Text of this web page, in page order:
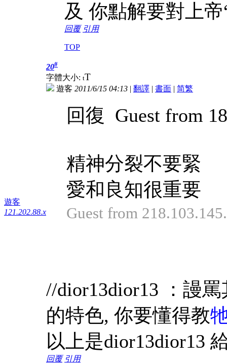
及 你點解要對上
回覆 引用
TOP
遊客
121.202.88.x
20#
字體大小: tT
遊客 2011/6/15 04:13 | 翻譯 | 書面 | 简繁
回復 Guest from
精神分裂不要緊
愛和良知很重要
Guest from
//dior13dior13 ：謾
的特色, 你要懂得教
以上是dior13dior13
回覆 引用